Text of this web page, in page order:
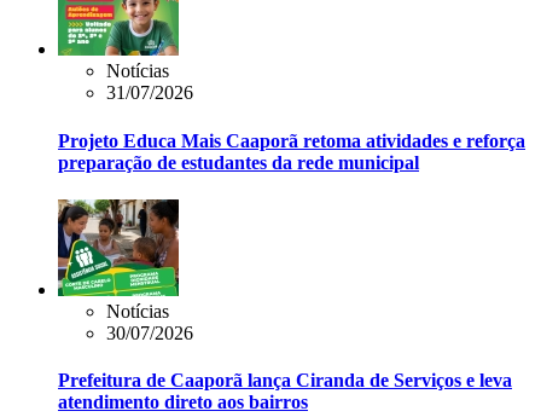
Notícias
31/07/2026
Projeto Educa Mais Caaporã retoma atividades e reforça
preparação de estudantes da rede municipal
Notícias
30/07/2026
Prefeitura de Caaporã lança Ciranda de Serviços e leva
atendimento direto aos bairros